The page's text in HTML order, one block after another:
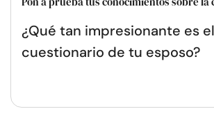
¿Qué tan impresionante es el
cuestionario de tu esposo?